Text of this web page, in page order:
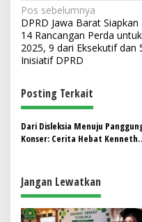
N
a
v
i
g
a
s
i
o
s
Pos sebelumnya
DPRD Jawa Barat Siapkan
14 Rancangan Perda untuk
2025, 9 dari Eksekutif dan
Inisiatif DPRD
Posting Terkait
Dari Disleksia Menuju
Konser: Cerita Hebat Kenneth
Jangan Lewatkan